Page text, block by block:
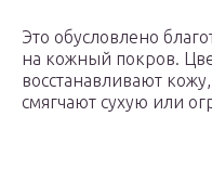
Это обусловлено
на кожный покров.
восстанавливают
смягчают сухую или